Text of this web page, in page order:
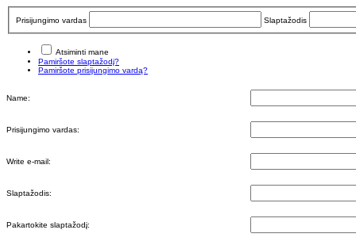
Prisijungimo vardas Slaptažodis
Atsiminti mane
Pamiršote slaptažodį?
Pamiršote prisijungimo vardą?
Name:
Prisijungimo vardas:
Write e-mail:
Slaptažodis:
Pakartokite slaptažodį: